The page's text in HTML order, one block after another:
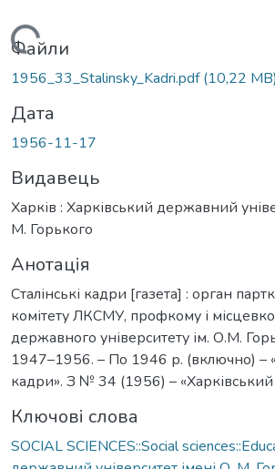
Вантажиться...
Файли
1956_33_Stalinsky_Kadri.pdf(10,22 MB)
Дата
1956-11-17
Видавець
Харків : Харківський державний
М. Горького
Анотація
Сталінські кадри [газета] : орган
комітету ЛКСМУ, профкому і
державного університету ім. О.М.
1947–1956. – По 1946 р. (включно) –
кадри». З № 34 (1956) – «Харківський
Ключові слова
SOCIAL SCIENCES::Social